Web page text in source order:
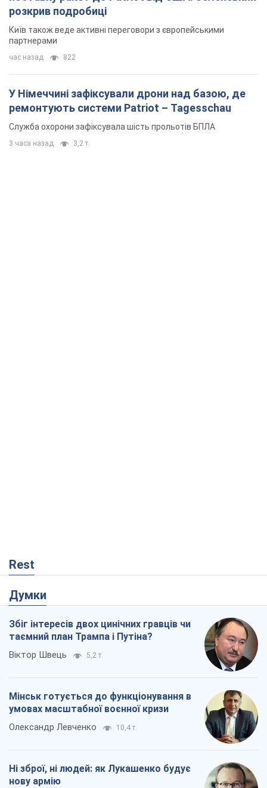
розкрив подробиці
Київ також веде активні переговори з європейськими
партнерами
час назад 822
У Німеччині зафіксували дрони над базою, де
ремонтують системи Patriot – Tagesschau
Служба охорони зафіксувала шість прольотів БПЛА
3 часа назад 3,2 т.
Rest
Думки
Збіг інтересів двох цинічних гравців чи
таємний план Трампа і Путіна?
Віктор Швець 5,2 т.
Мінськ готується до функціонування в
умовах масштабної воєнної кризи
Олександр Левченко 10,4 т.
Ні зброї, ні людей: як Лукашенко будує
нову армію